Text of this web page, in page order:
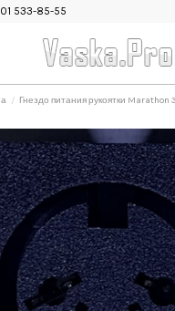
533-85-55
Гнездо питания рукоятки Marathon